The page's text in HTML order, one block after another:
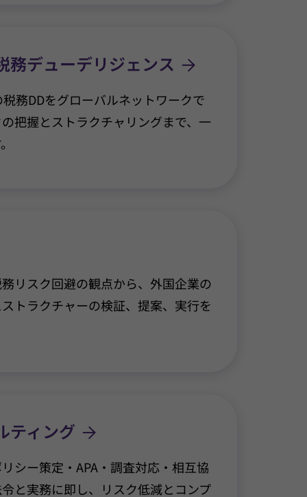
務デューデリジェンス
務DDをグローバルネットワークで
把握とストラクチャリングまで、一
リスク回避の観点から、外国企業の
トラクチャーの検証、提案、実行を
ティング
シー策定・APA・調査対応・相互協
と実務に即し、リスク低減とコンプ